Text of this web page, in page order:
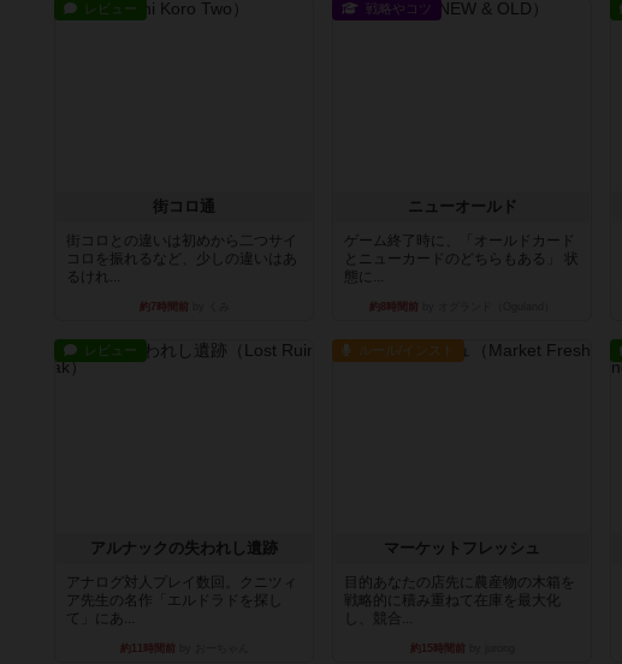
レビュー
街コロ通
街コロとの違いは初めから二つサイ
コロを振れるなど、少しの違いはあ
るけれ...
約7時間前
戦略やコツ
ニューオールド
ゲーム終了時に、「オールドカード
とニューカードのどちらもある」 状
態に...
約8時間前
レビュー
アルナックの失われし遺跡
アナログ対人プレイ数回。クニツィ
ア先生の名作「エルドラドを探し
て」にあ...
約11時間前
ルール/インスト
マーケットフレッシュ
目的あなたの店先に農産物の木箱を
戦略的に積み重ねて在庫を最大化
し、競合...
約15時間前